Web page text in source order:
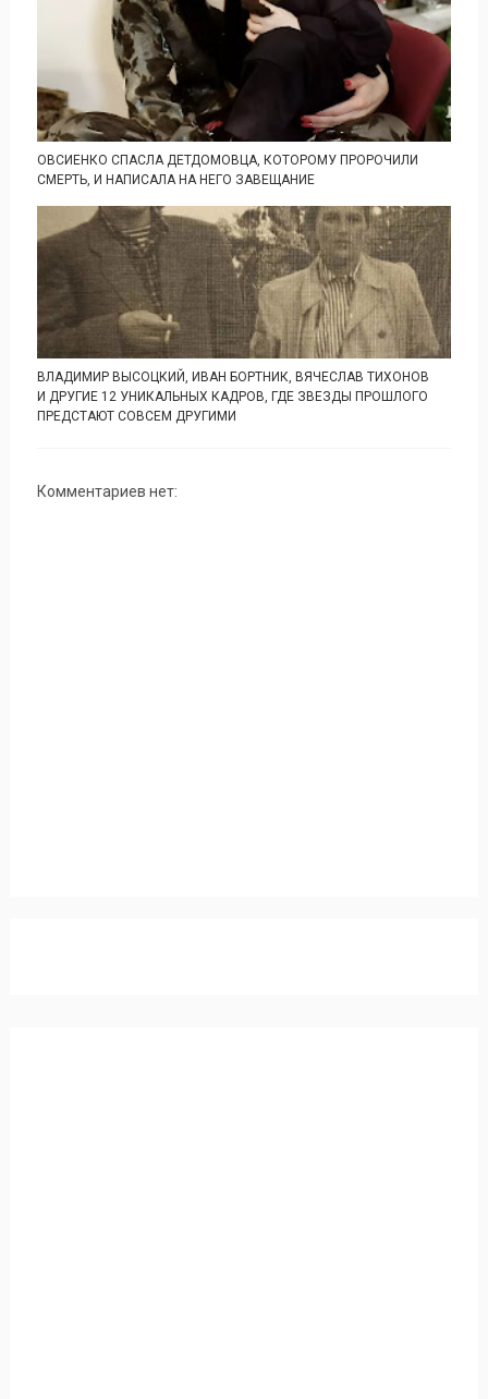
ОВСИЕНКО СПАСЛА ДЕТДОМОВЦА, КОТОРОМУ ПРОРОЧИЛИ
СМЕРТЬ, И НАПИСАЛА НА НЕГО ЗАВЕЩАНИЕ
ВЛАДИМИР ВЫСОЦКИЙ, ИВАН БОРТНИК, ВЯЧЕСЛАВ ТИХОНОВ
И ДРУГИЕ 12 УНИКАЛЬНЫХ КАДРОВ, ГДЕ ЗВЕЗДЫ ПРОШЛОГО
ПРЕДСТАЮТ СОВСЕМ ДРУГИМИ
Комментариев нет: